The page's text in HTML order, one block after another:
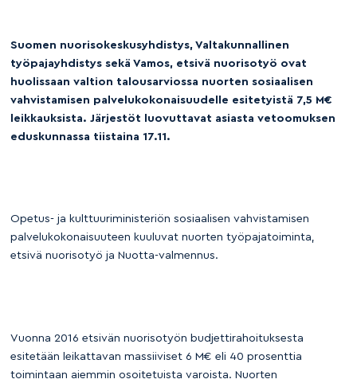
Suomen nuorisokeskusyhdistys, Valtakunnallinen
työpajayhdistys sekä Vamos, etsivä nuorisotyö ovat
huolissaan valtion talousarviossa nuorten sosiaalisen
vahvistamisen palvelukokonaisuudelle esitetyistä 7,5 M€
leikkauksista. Järjestöt luovuttavat asiasta vetoomuksen
eduskunnassa tiistaina 17.11.
Opetus- ja kulttuuriministeriön sosiaalisen vahvistamisen
palvelukokonaisuuteen kuuluvat nuorten työpajatoiminta,
etsivä nuorisotyö ja Nuotta-valmennus.
Vuonna 2016 etsivän nuorisotyön budjettirahoituksesta
esitetään leikattavan massiiviset 6 M€ eli 40 prosenttia
toimintaan aiemmin osoitetuista varoista. Nuorten